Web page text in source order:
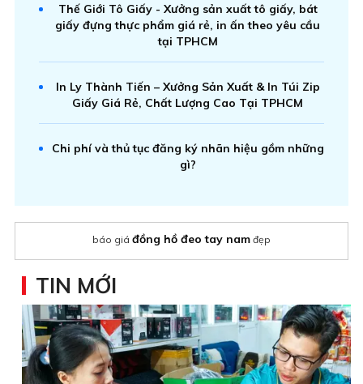
Thế Giới Tô Giấy - Xưởng sản xuất tô giấy, bát
giấy đựng thực phẩm giá rẻ, in ấn theo yêu cầu
tại TPHCM
In Ly Thành Tiến – Xưởng Sản Xuất & In Túi Zip
Giấy Giá Rẻ, Chất Lượng Cao Tại TPHCM
Chi phí và thủ tục đăng ký nhãn hiệu gồm những
gì?
báo giá đồng hồ đeo tay nam đẹp
TIN MỚI